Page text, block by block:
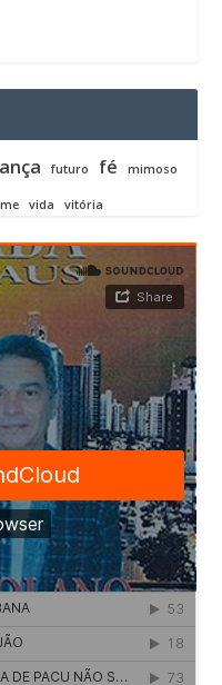
futuro fé mimoso
vida vitória